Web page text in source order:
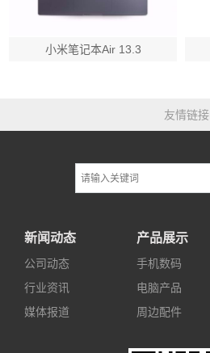
小米笔记本Air 13.3
友情链接
新闻动态
公司动态
行业资讯
媒体报道
产品展示
手机数码
电脑产品
周边配件